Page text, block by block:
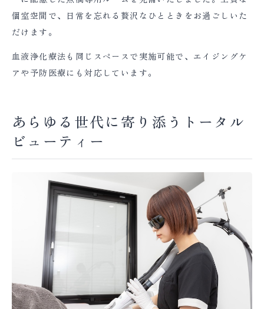
個室空間で、日常を忘れる贅沢なひとときをお過ごしいた
だけます。
血液浄化療法も同じスペースで実施可能で、エイジングケ
アや予防医療にも対応しています。
あらゆる世代に寄り添うトータル
ビューティー